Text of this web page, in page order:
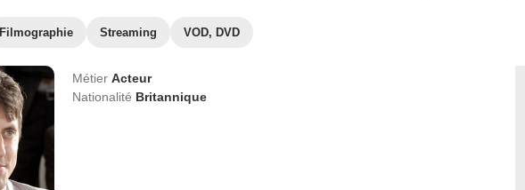
Filmographie Streaming VOD, DVD
Métier Acteur
Nationalité Britannique